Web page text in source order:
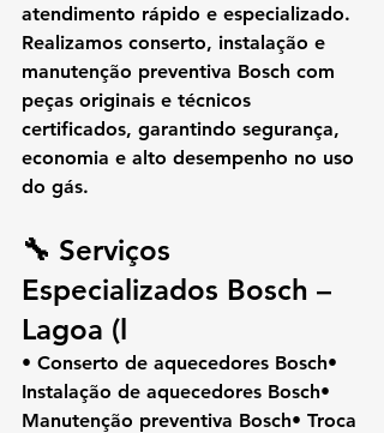
atendimento rápido e especializado.
Realizamos conserto, instalação e
manutenção preventiva Bosch com
peças originais e técnicos
certificados, garantindo segurança,
economia e alto desempenho no uso
do gás.
🔧 Serviços
Especializados Bosch –
Lagoa (l
• Conserto de aquecedores Bosch•
Instalação de aquecedores Bosch•
Manutenção preventiva Bosch• Troca